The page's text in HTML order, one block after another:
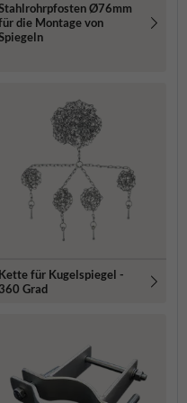
Ø76mm
die Montage von
Kette für Kugelspiegel -
360 Grad